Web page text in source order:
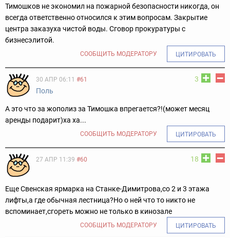
Тимошков не экономил на пожарной безопасности никогда, он
всегда ответственно относился к этим вопросам. Закрытие
центра заказуха чистой воды. Сговор прокуратуры с
бизнесэлитой.
СООБЩИТЬ МОДЕРАТОРУ ЦИТИРОВАТЬ
3
30 АПР 06:11 #61
Поль
А это что за жополиз за Тимошка впрегается?!(может месяц
аренды подарит)ха ха...
СООБЩИТЬ МОДЕРАТОРУ ЦИТИРОВАТЬ
18
27 АПР 11:39 #60
Еще Свенская ярмарка на Станке-Димитрова,со 2 и 3 этажа
лифты,а где обычная лестница?Но о ней что то никто не
вспоминает,сгореть можно не только в кинозале
СООБЩИТЬ МОДЕРАТОРУ ЦИТИРОВАТЬ